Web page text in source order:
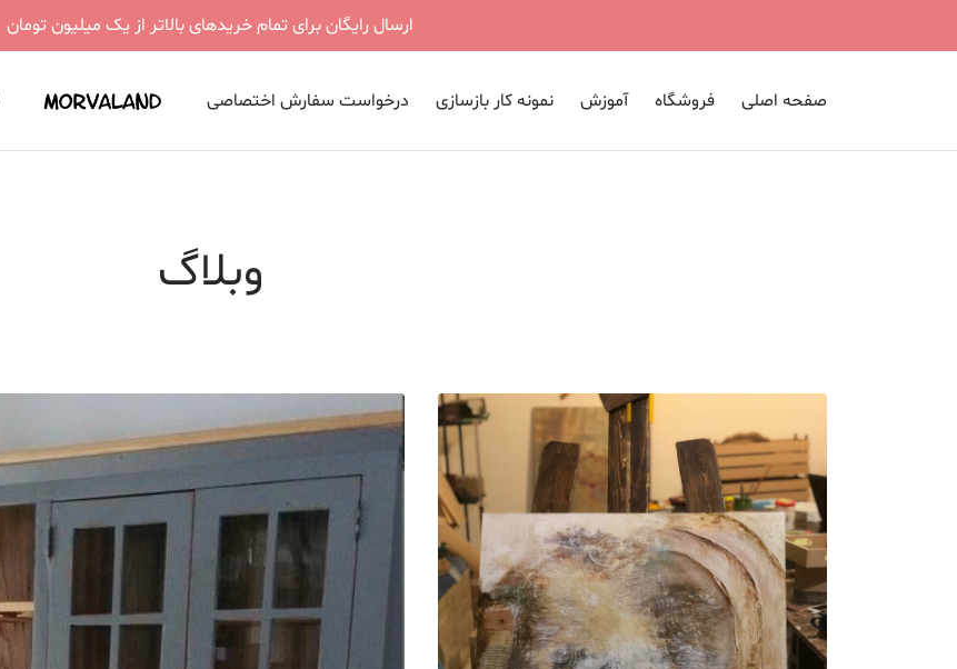
ارسال رایگان برای تمام خریدهای بالاتر از یک میلیون تومان
صفحه اصلی فروشگاه آموزش نمونه کار بازسازی درخواست سفارش اختصاصی
وبلاگ